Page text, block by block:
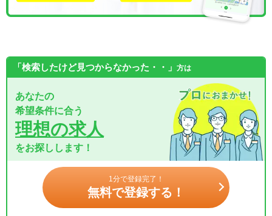
「検索したけど見つからなかった・・」 方は
あなたの
希望条件に合う
理想の求人
をお探しします！
1分で登録完了！
無料で登録する！